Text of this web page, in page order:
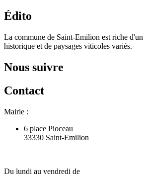
Édito
La commune de Saint-Emilion est riche
historique et de paysages viticoles variés.
Nous suivre
Contact
Mairie :
6 place Pioceau
33330 Saint-Emilion
Du lundi au vendredi de